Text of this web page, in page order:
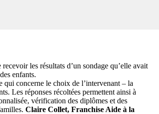
les résultats d’un sondage qu’elle avait
enfants.
qui concerne le choix de l’intervenant – la
Les réponses récoltées permettent ainsi à
vérification des diplômes et des
Claire Collet, Franchise Aide à la